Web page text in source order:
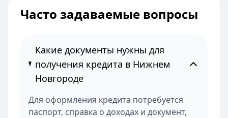
Часто задаваемые вопросы
Какие документы нужны для
получения кредита в Нижнем
Новгороде
Для оформления кредита потребуется
паспорт, справка о доходах и документ,